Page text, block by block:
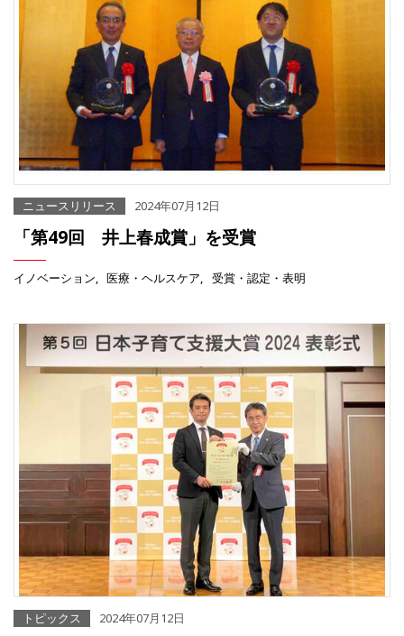
ニュースリリース 2024年07月12日
「第49回 井上春成賞」を受賞
イノベーション 医療・ヘルスケア 受賞・認定・表明
トピックス 2024年07月12日